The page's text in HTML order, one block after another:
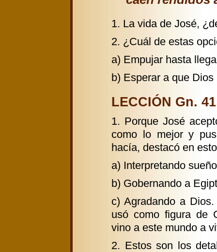
1. La vida de José,
2. ¿Cuál de estas
a) Empujar hasta
b) Esperar a que
LECCIÓN Gn.
1. Porque José
como lo mejor y
hacía, destacó en
a) Interpretando
b) Gobernando a
c) Agradando a
usó como figura de
vino a este mundo a
2. Estos son los